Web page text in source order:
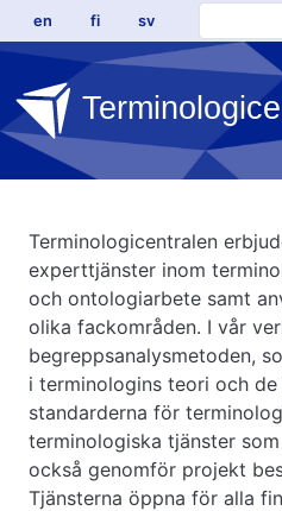
Hoppa till huvudinnehåll
en fi sv
Terminologicentralen
experttjänster inom
och ontologiarbete samt
olika fackområden. I vår
begreppsanalysmetoden,
i terminologins teori och
standarderna för
terminologiska tjänster
också genomför projekt
Tjänsterna öppna för alla